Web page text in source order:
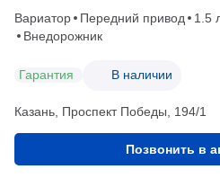
Вариатор Передний привод 1.5
Внедорожник
Гарантия В наличии
Казань, Проспект Победы, 194/1
Позвонить в